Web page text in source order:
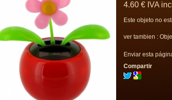
4.60 € IVA
Este objeto no
ver tambien :
Enviar esta
Compartir